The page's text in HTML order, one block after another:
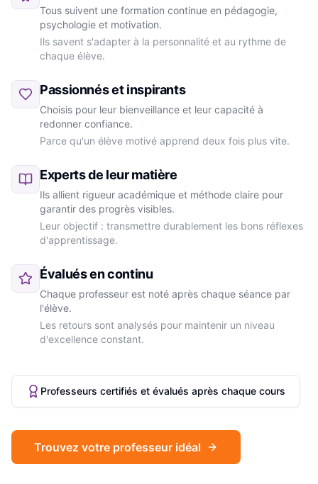
Tous suivent une formation continue en pédagogie,
psychologie et motivation.
Ils savent s'adapter à la personnalité et au rythme de
chaque élève.
Passionnés et inspirants
Choisis pour leur bienveillance et leur capacité à
redonner confiance.
Parce qu'un élève motivé apprend deux fois plus vite.
Experts de leur matière
Ils allient rigueur académique et méthode claire pour
garantir des progrès visibles.
Leur objectif : transmettre durablement les bons réflexes
d'apprentissage.
Évalués en continu
Chaque professeur est noté après chaque séance par
l'élève.
Les retours sont analysés pour maintenir un niveau
d'excellence constant.
Professeurs certifiés et évalués après chaque cours
Trouvez votre professeur idéal